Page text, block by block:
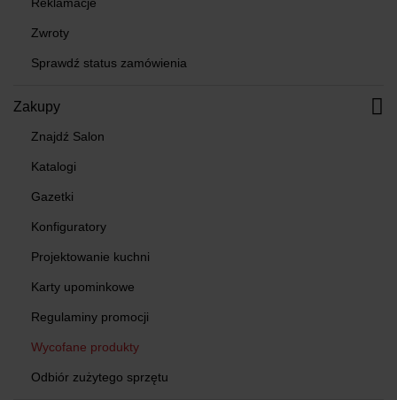
Zwroty
Sprawdź status zamówienia
Zakupy
Znajdź Salon
Katalogi
Gazetki
Konfiguratory
Projektowanie kuchni
Karty upominkowe
Regulaminy promocji
Wycofane produkty
Odbiór zużytego sprzętu